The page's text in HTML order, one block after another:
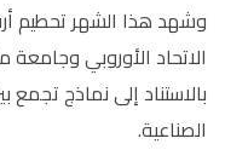
وشهد هذا الشهر تحطيم
الاتحاد الأوروبي وجامعة
بالاستناد إلى نماذج تجمع
الصناعية.